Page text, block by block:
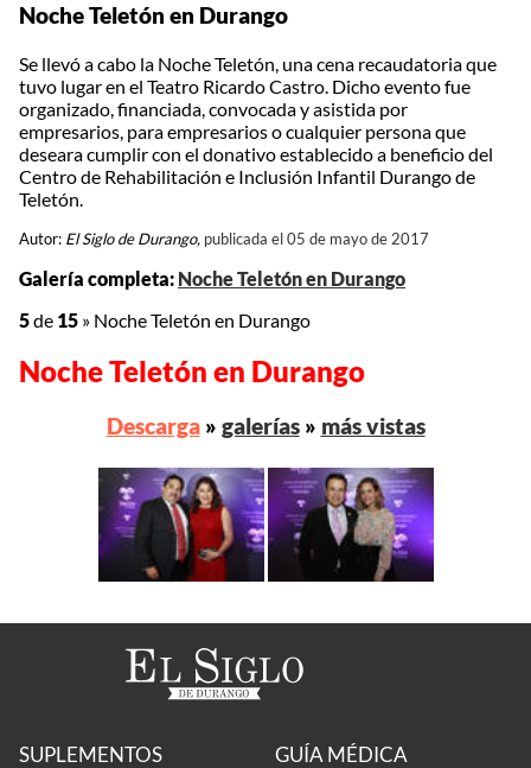
Noche Teletón en Durango
Se llevó a cabo la Noche Teletón, una cena recaudatoria que
tuvo lugar en el Teatro Ricardo Castro. Dicho evento fue
organizado, financiada, convocada y asistida por
empresarios, para empresarios o cualquier persona que
deseara cumplir con el donativo establecido a beneficio del
Centro de Rehabilitación e Inclusión Infantil Durango de
Teletón.
Autor: El Siglo de Durango, publicada el 05 de mayo de 2017
Galería completa: Noche Teletón en Durango
5de 15 » Noche Teletón en Durango
Noche Teletón en Durango
Descarga» galerías» más vistas
SUPLEMENTOS GUÍA MÉDICA